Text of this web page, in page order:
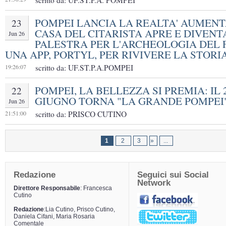
23
Jun 26
POMPEI LANCIA LA REALTA'
CASA DEL CITARISTA APRE E
PALESTRA PER L'ARCHEOLOGIA DEL
UNA APP, PORTYL, PER RIVIVERE LA
19:26:07 scritto da: UF.ST.P.A.POMPEI
22
Jun 26
POMPEI, LA BELLEZZA SI PREMIA: IL
GIUGNO TORNA "LA GRANDE
21:51:00 scritto da: PRISCO CUTINO
1 2 3 » ...
Redazione
Direttore Responsabile: Francesca
Cutino
Redazione:Lia Cutino, Prisco Cutino,
Daniela Cifani, Maria Rosaria
Comentale
Seguici sui Social
Network